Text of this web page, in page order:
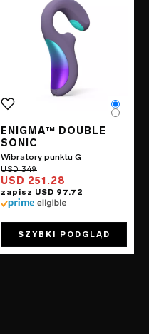
ENIGMA™ DOUBLE
SONIC
Wibratory punktu G
USD 251.28
Color
Color
SZYBKI PODGLĄD